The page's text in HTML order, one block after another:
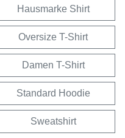
Hausmarke Shirt
Oversize T-Shirt
Damen T-Shirt
Standard Hoodie
Sweatshirt